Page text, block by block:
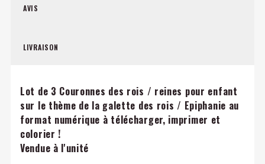
AVIS
LIVRAISON
Lot de 3 Couronnes des rois / reines pour enfant
sur le thème de la galette des rois / Epiphanie au
format numérique à télécharger, imprimer et
colorier !
Vendue à l'unité